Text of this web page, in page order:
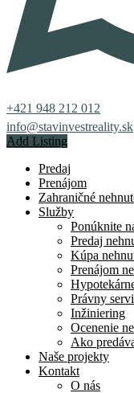
+421 948 212 012
info@stavinvestreality.sk
Add Listing
Predaj
Prenájom
Zahraničné
Služby
Ponúknite
Predaj
Kúpa
Prenájom
Právny
Inžiniering
Ocenenie
Ako
Naše projekty
Kontakt
O nás